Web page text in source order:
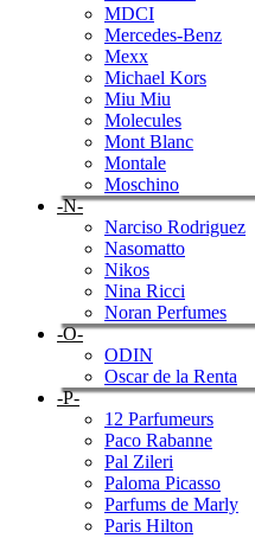
MDCI
Mercedes-Benz
Mexx
Michael Kors
Miu Miu
Molecules
Mont Blanc
Montale
Moschino
-N-
Narciso Rodriguez
Nasomatto
Nikos
Nina Ricci
Noran Perfumes
-O-
ODIN
Oscar de la Renta
-P-
12 Parfumeurs
Paco Rabanne
Pal Zileri
Paloma Picasso
Parfums de Marly
Paris Hilton